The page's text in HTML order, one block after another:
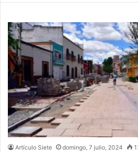
Artículo Siete domingo, 7 julio, 2024